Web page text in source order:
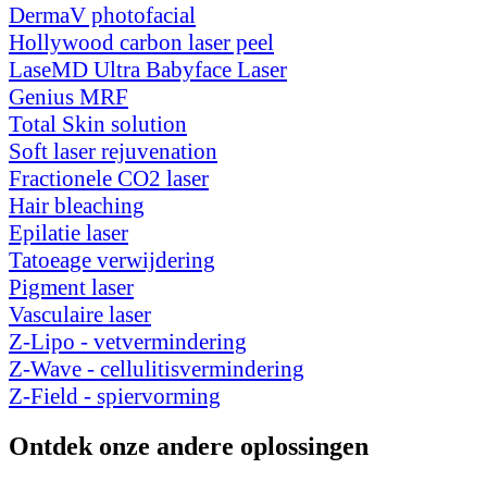
DermaV photofacial
Hollywood carbon laser peel
LaseMD Ultra Babyface Laser
Genius MRF
Total Skin solution
Soft laser rejuvenation
Fractionele CO2 laser
Hair bleaching
Epilatie laser
Tatoeage verwijdering
Pigment laser
Vasculaire laser
Z-Lipo - vetvermindering
Z-Wave - cellulitisvermindering
Z-Field - spiervorming
Ontdek onze andere oplossingen